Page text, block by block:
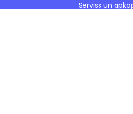
Serviss un